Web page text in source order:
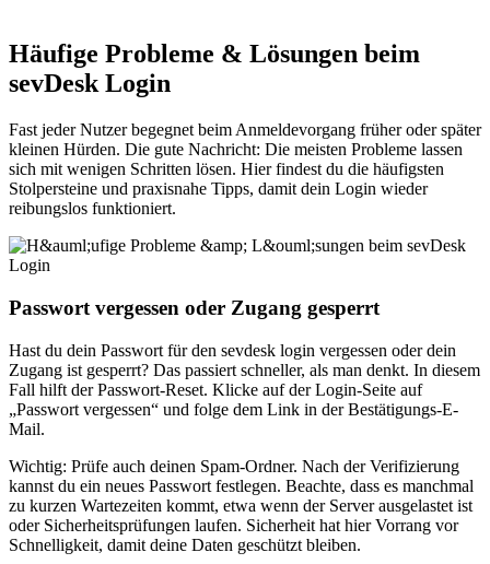
Häufige Probleme & Lösungen beim
sevDesk Login
Fast jeder Nutzer begegnet beim Anmeldevorgang früher oder später
kleinen Hürden. Die gute Nachricht: Die meisten Probleme lassen
sich mit wenigen Schritten lösen. Hier findest du die häufigsten
Stolpersteine und praxisnahe Tipps, damit dein Login wieder
reibungslos funktioniert.
Passwort vergessen oder Zugang gesperrt
Hast du dein Passwort für den sevdesk login vergessen oder dein
Zugang ist gesperrt? Das passiert schneller, als man denkt. In diesem
Fall hilft der Passwort-Reset. Klicke auf der Login-Seite auf
„Passwort vergessen“ und folge dem Link in der Bestätigungs-E-
Mail.
Wichtig: Prüfe auch deinen Spam-Ordner. Nach der Verifizierung
kannst du ein neues Passwort festlegen. Beachte, dass es manchmal
zu kurzen Wartezeiten kommt, etwa wenn der Server ausgelastet ist
oder Sicherheitsprüfungen laufen. Sicherheit hat hier Vorrang vor
Schnelligkeit, damit deine Daten geschützt bleiben.